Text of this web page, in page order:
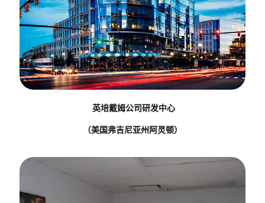
英培戴姆公司研发中心
（美国弗吉尼亚州阿灵顿）